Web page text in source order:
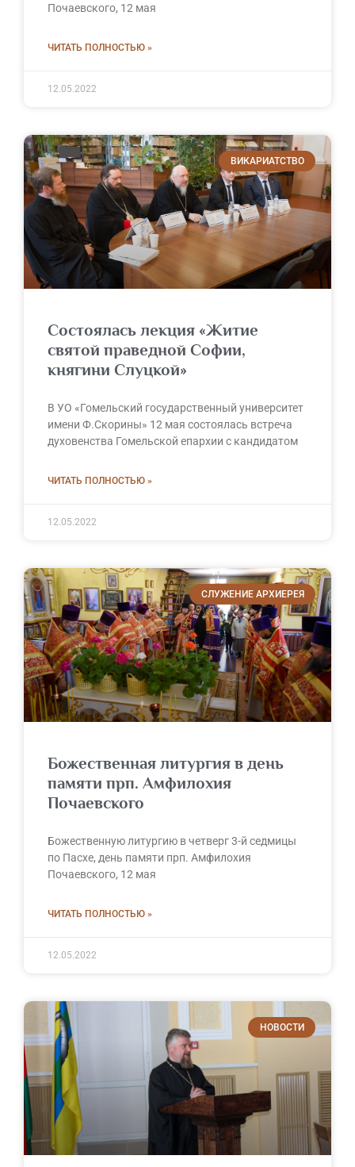
Почаевского, 12 мая
ЧИТАТЬ ПОЛНОСТЬЮ »
12.05.2022
ВИКАРИАТСТВО
Состоялась лекция «Житие
святой праведной Софии,
княгини Слуцкой»
В УО «Гомельский государственный университет
имени Ф.Скорины» 12 мая состоялась встреча
духовенства Гомельской епархии с кандидатом
ЧИТАТЬ ПОЛНОСТЬЮ »
12.05.2022
СЛУЖЕНИЕ АРХИЕРЕЯ
Божественная литургия в день
памяти прп. Амфилохия
Почаевского
Божественную литургию в четверг 3-й седмицы
по Пасхе, день памяти прп. Амфилохия
Почаевского, 12 мая
ЧИТАТЬ ПОЛНОСТЬЮ »
12.05.2022
НОВОСТИ